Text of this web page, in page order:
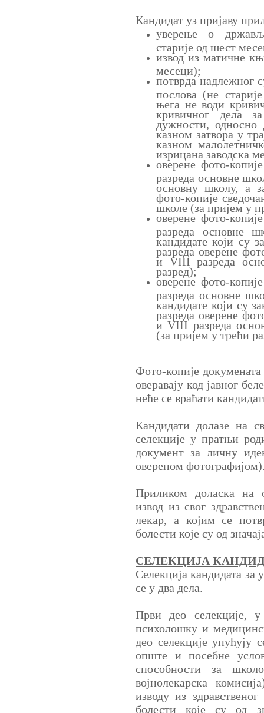
Кандидат уз пријаву
уверење о
старије од шест
извод из матичне
месеци);
потврда надлежног
послова (не
њега не води
кривичног дела
дужности, односно
казном затвора у
казном
изрицана заводска
оверене фото-
разреда основне
основну школу, а
фото-копије
школе (за пријем у
оверене фото-
разреда основне
кандидате који су
разреда оверене
и VIII разреда
разред);
оверене фото-
разреда основне
кандидате који су
разреда оверене
и VIII разреда
(за пријем у трећи
Фото-копије
оверавају код јавног
неће се враћати
Кандидати долазе на
селекције у пратњи
документ за личну
овереном
Приликом доласка на
извод из свог
лекар, а којим се
болести које су од
СЕЛЕКЦИЈА
Селекција кандидата за
се у два дела.
Први део селекције,
психолошку и
део селекције упућују
опште и посебне
способности за
војнолекарска
изводу из
болести које су од